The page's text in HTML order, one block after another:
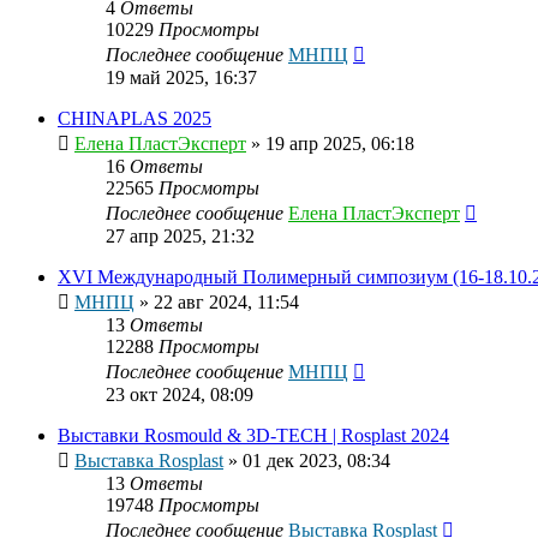
4 Ответы
10229 Просмотры
Последнее сообщение МНПЦ
19 май 2025, 16:37
CHINAPLAS 2025
Елена ПластЭксперт » 19 апр 2025, 06:18
16 Ответы
22565 Просмотры
Последнее сообщение Елена ПластЭксперт
27 апр 2025, 21:32
XVI Международный Полимерный симпозиум (16-
МНПЦ » 22 авг 2024, 11:54
13 Ответы
12288 Просмотры
Последнее сообщение МНПЦ
23 окт 2024, 08:09
Выставки Rosmould & 3D-TECH | Rosplast 2024
Выставка Rosplast» 01 дек 2023, 08:34
13 Ответы
19748 Просмотры
Последнее сообщение Выставка Rosplast